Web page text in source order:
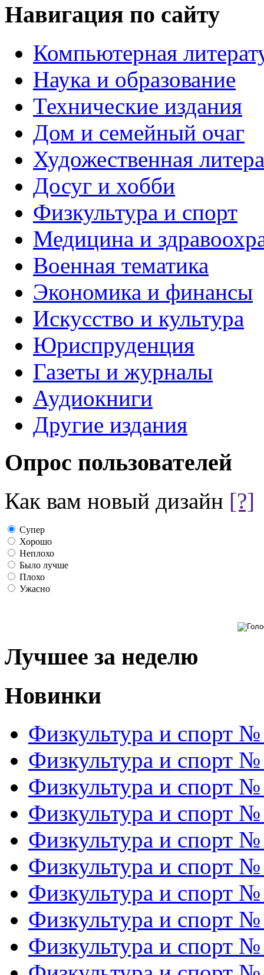
Навигация по сайту
Компьютерная
Наука и образование
Технические издания
Дом и семейный очаг
Художественная
Досуг и хобби
Физкультура и спорт
Медицина и
Военная тематика
Экономика и финансы
Искусство и культура
Юриспруденция
Газеты и журналы
Аудиокниги
Другие издания
Опрос пользователей
Как вам новый дизайн [?]
Супер
Хорошо
Неплохо
Было лучше
Плохо
Ужасно
Лучшее за неделю
Новинки
Физкультура и спорт
Физкультура и спорт
Физкультура и спорт
Физкультура и спорт
Физкультура и спорт
Физкультура и спорт
Физкультура и спорт
Физкультура и спорт
Физкультура и спорт